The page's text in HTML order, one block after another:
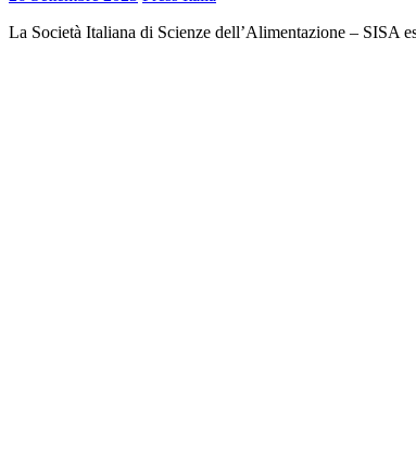
La Società Italiana di Scienze dell’Alimentazione – SISA